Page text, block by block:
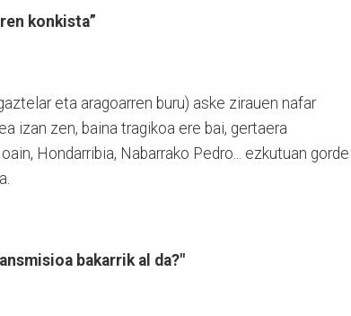
konkista”
eta aragoarren buru) aske zirauen nafar
izan zen, baina tragikoa ere bai, gertaera
Hondarribia, Nabarrako Pedro... ezkutuan gorde
bakarrik al da?"